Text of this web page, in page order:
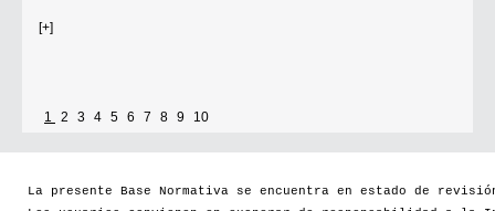
[+]
1 2 3 4 5 6 7 8 9 10
La presente Base Normativa se encuentra en estado de